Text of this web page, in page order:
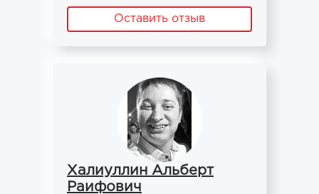
Оставить отзыв
Халиуллин Альберт
Раифович